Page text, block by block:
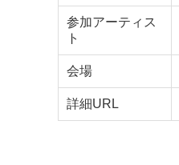
参加アーティス
ト
会場
詳細URL